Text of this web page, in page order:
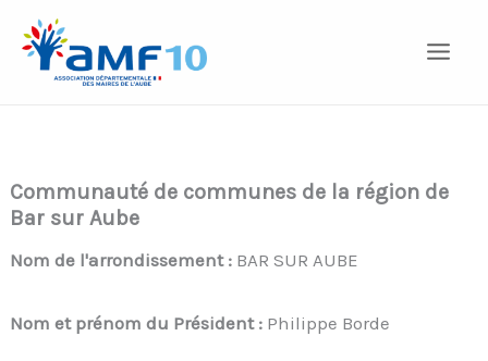
contenu
Communauté de communes de la région de
Bar sur Aube
Nom de l'arrondissement : BAR SUR AUBE
Nom et prénom du Président : Philippe Borde